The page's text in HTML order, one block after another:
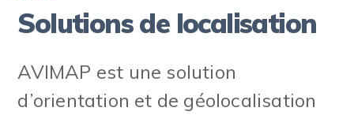
Solutions de localisation
AVIMAP est une solution
d’orientation et de géolocalisation